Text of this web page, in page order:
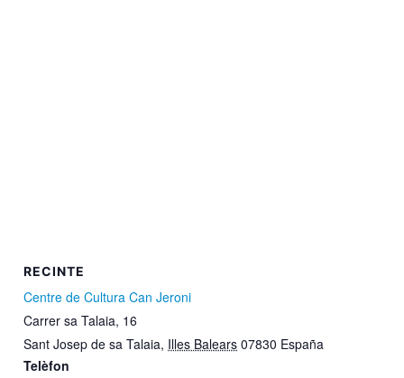
RECINTE
Centre de Cultura Can Jeroni
Carrer sa Talaia, 16
Sant Josep de sa Talaia, Illes Balears 07830 España
Telèfon